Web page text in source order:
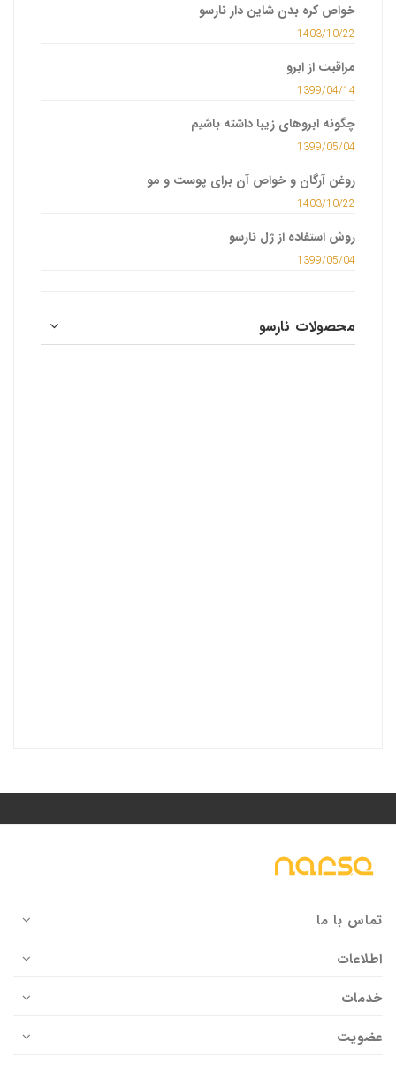
خواص کره بدن شاین دار نارسو
1403/10/22
مراقبت از ابرو
1399/04/14
چگونه ابروهای زیبا داشته باشیم
1399/05/04
روغن آرگان و خواص آن برای پوست و مو
1403/10/22
روش استفاده از ژل نارسو
1399/05/04
محصولات نارسو
تماس با ما
اطلاعات
خدمات
عضویت